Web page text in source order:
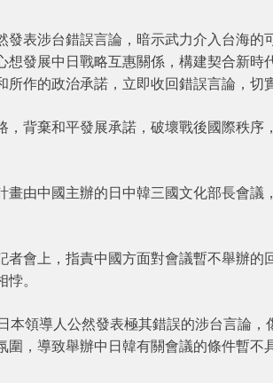
表涉台錯誤言論，暗示武力介入台海的
發展中日戰略互惠關係，構建契合新時
作的政治承諾，立即收回錯誤言論，切
背棄和平發展承諾，破壞戰後國際秩序
畫由中國主辦的日中韓三國文化部長會議
者會上，指責中國方面對會議暫不舉辦的
。
本領導人公然發表極其錯誤的涉台言論
，導致舉辦中日韓有關會議的條件暫不具